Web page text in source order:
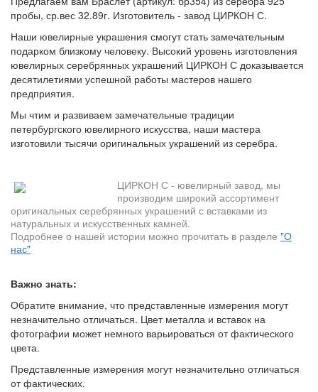
пробы, ср.вес 32.89г. Изготовитель - завод ЦИРКОН С.
Наши ювелирные украшения смогут стать замечательным
подарком близкому человеку. Высокий уровень изготовления
ювелирных серебрянных украшений ЦИРКОН С доказывается
десятилетиями успешной работы мастеров нашего
предприятия.
Мы чтим и развиваем замечательные традиции
петербургского ювелирного искусства, наши мастера
изготовили тысячи оригинальных украшений из серебра.
ЦИРКОН С - ювелирный завод, мы
производим широкий ассортимент
оригинальных серебрянных украшений с вставками из
натуральных и искусственных камней.
Подробнее о нашей истории можно прочитать в разделе "О
нас"
Важно знать:
Обратите внимание, что представленные измерения могут
незначительно отличаться. Цвет металла и вставок на
фотографии может немного варьироваться от фактического
цвета.
Представленные измерения могут незначительно отличаться
от фактических.